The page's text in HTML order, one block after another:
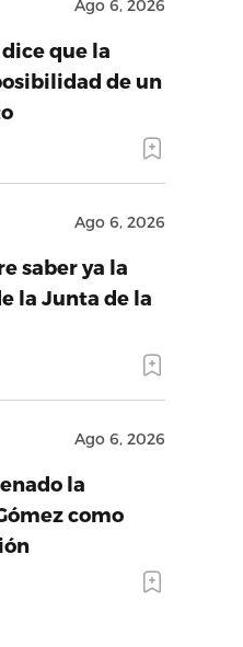
Ago 6, 2026
que la
de un
Ago 6, 2026
saber ya la
la Junta de la
Ago 6, 2026
la
como